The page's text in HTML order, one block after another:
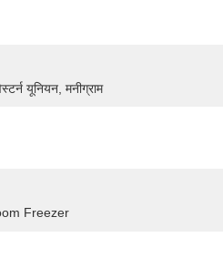
यूनियन, मनीग्राम
Freezer